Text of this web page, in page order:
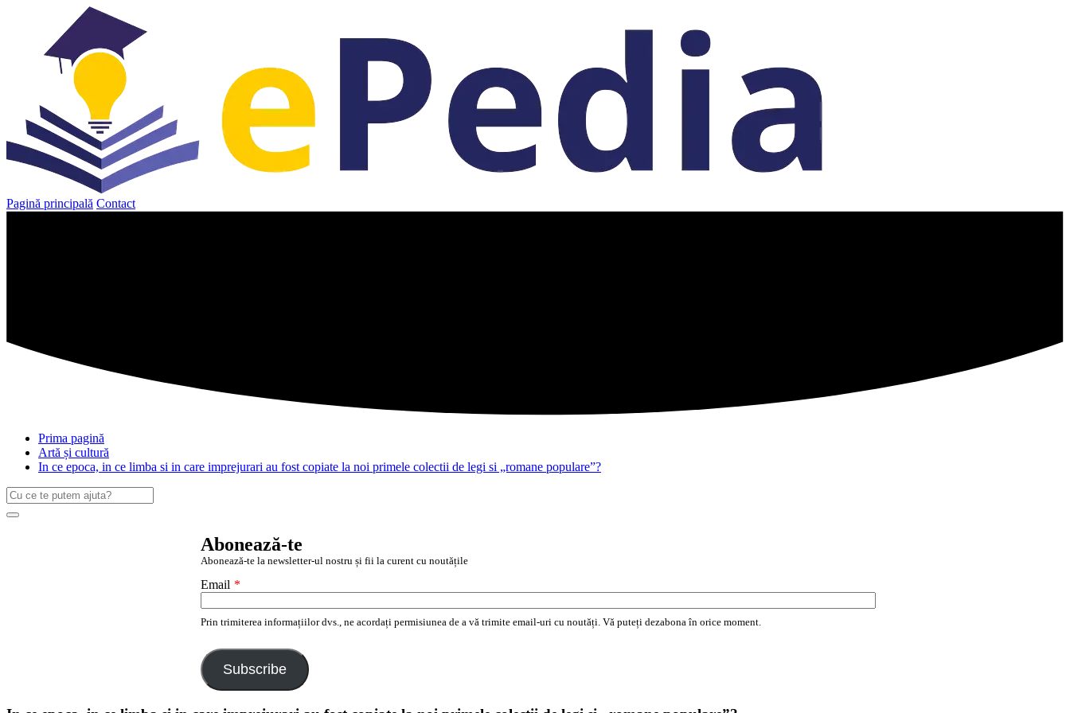
Pagină principală Contact
Prima pagină
Artă și cultură
In ce epoca, in ce limba si in care imprejurari au fost copiate la noi primele colectii de legi si „romane populare”?
Caută
după:
Search
Abonează-te
Abonează-te la newsletter-ul nostru și fii la curent cu noutățile
Email *
Prin trimiterea informațiilor dvs., ne acordați permisiunea de a vă trimite email-uri cu noutăți. Vă puteți dezabona în orice moment.
Subscribe